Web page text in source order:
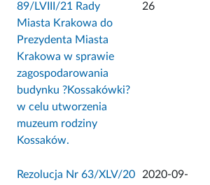
89/LVIII/21 Rady
Miasta Krakowa do
Prezydenta Miasta
Krakowa w sprawie
zagospodarowania
budynku ?Kossakówki?
w celu utworzenia
muzeum rodziny
Kossaków.
26
Rezolucja Nr 63/XLV/20
2020-09-